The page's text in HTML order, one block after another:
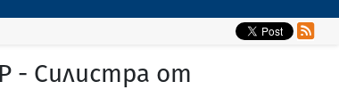
- Силистра от